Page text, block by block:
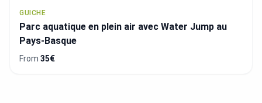
GUICHE
Parc aquatique en plein air avec Water Jump au
Pays-Basque
From 35€